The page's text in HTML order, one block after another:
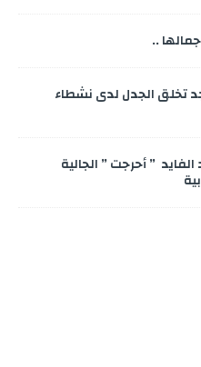
..
تخلق الجدل لدى نشطاء
” أحرجت ” الجالية